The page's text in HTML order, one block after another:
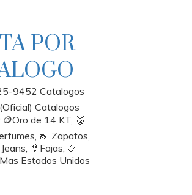
POR
9452 Catalogos
Catalogos
de 14 KT, 🥈
👠 Zapatos,
👙Fajas, 📿
Estados Unidos